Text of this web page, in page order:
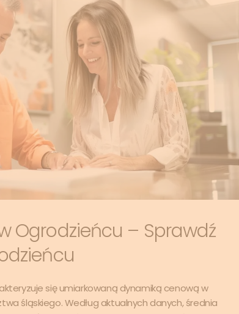
Ogrodzieńcu – Sprawdź
się umiarkowaną dynamiką cenową w
śląskiego. Według aktualnych danych, średnia